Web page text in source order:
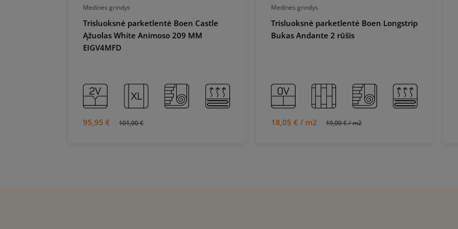
Medinės grindys
Trisluoksnė parketlentė Boen Castle
Ąžuolas White Animoso 209 MM
EIGV4MFD
95,95 € 101,00 €
Medinės grindys
Trisluoksnė parketlentė Boen Longstrip
Bukas Andante 2 rūšis
18,05 € / m2 19,00 € / m2